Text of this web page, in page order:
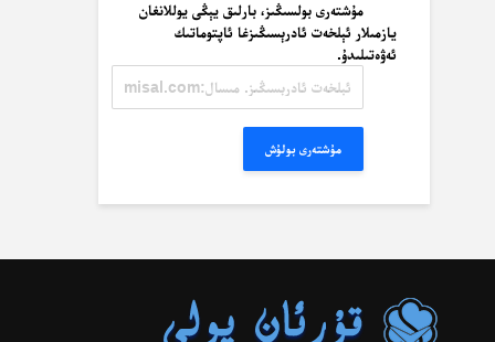
مۇشتەرى بولسىڭىز، بارلىق يېڭى يوللانغان
يازمىلار ئېلخەت ئادرېسىڭىزغا ئاپتوماتىك
ئەۋەتىلىدۇ.
ئادرېسىڭىز.
مۇشتەرى بولۇش